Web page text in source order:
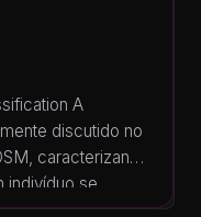
A
discutido no
caracterizando
indivíduo se
ato de